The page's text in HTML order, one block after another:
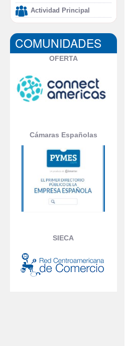
Actividad Principal
COMUNIDADES
OFERTA
Cámaras Españolas
SIECA